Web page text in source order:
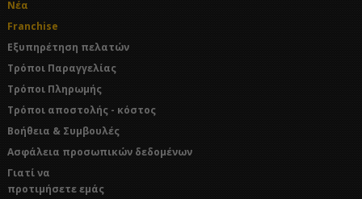
Νέα
Franchise
Εξυπηρέτηση πελατών
Τρόποι Παραγγελίας
Τρόποι Πληρωμής
Τρόποι αποστολής - κόστος
Βοήθεια & Συμβουλές
Ασφάλεια προσωπικών δεδομένων
Γιατί να
προτιμήσετε εμάς